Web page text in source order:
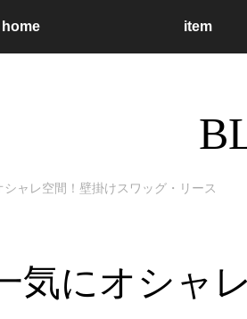
home item
ャレ空間！壁掛けスワッグ・リース
気にオシャ